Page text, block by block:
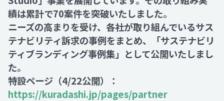
績は累計で70案件を突破いたしました。
ニーズの高まりを受け、各社が取り組んでいるサス
テナビリティ訴求の事例をまとめ、「サステナビリ
ティブランディング事例集」として公開いたしまし
た。
特設ページ（4/22公開）：
https://kuradashi.jp/pages/partner